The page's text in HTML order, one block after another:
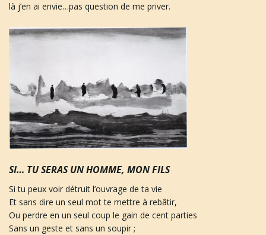
là j’en ai envie…pas question de me priver.
SI… TU SERAS UN HOMME, MON FILS
Si tu peux voir détruit l’ouvrage de ta vie
Et sans dire un seul mot te mettre à rebâtir,
Ou perdre en un seul coup le gain de cent parties
Sans un geste et sans un soupir ;